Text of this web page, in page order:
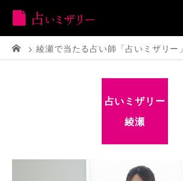
綾瀬で当たる占い師「占いミザリー」
占いミザリー
綾瀬